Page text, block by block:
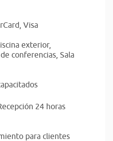
Visa
exterior,
conferencias, Sala
24 horas
para clientes